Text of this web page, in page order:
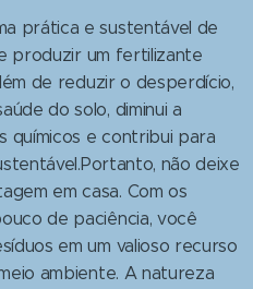
prática e sustentável de
produzir um fertilizante
de reduzir o desperdício,
do solo, diminui a
químicos e contribui para
não deixe
em casa. Com os
de paciência, você
em um valioso recurso
ambiente. A natureza